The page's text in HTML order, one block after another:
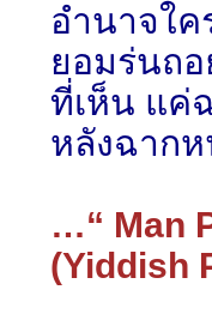
อำนาจใค
ยอมร่นถ
ที่เห็น แค่
หลังฉาก
…“ Man
(Yiddish